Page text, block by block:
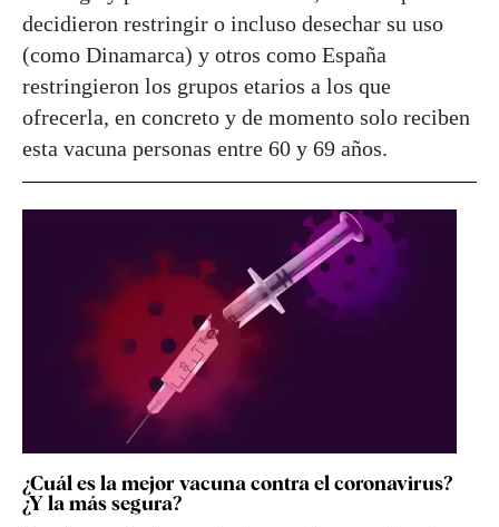
decidieron restringir o incluso desechar su uso
(como Dinamarca) y otros como España
restringieron los grupos etarios a los que
ofrecerla, en concreto y de momento solo reciben
esta vacuna personas entre 60 y 69 años.
¿Cuál es la mejor vacuna contra el coronavirus?
¿Y la más segura?